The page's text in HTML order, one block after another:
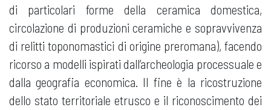
di particolari forme della ceramica domestica,
circolazione di produzioni ceramiche e sopravvivenza
di relitti toponomastici di origine preromana), facendo
ricorso a modelli ispirati dall’archeologia processuale e
dalla geografia economica. Il fine è la ricostruzione
dello stato territoriale etrusco e il riconoscimento dei